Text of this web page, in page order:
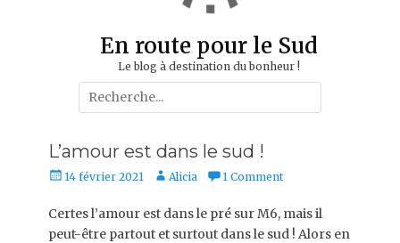
En route pour le Sud
Le blog à destination du bonheur !
Search
for:
L’amour est dans le sud !
Posted
14 février 2021 Author
Alicia 1 Comment
Certes l’amour est dans le pré sur M6, mais il
peut-être partout et surtout dans le sud ! Alors en